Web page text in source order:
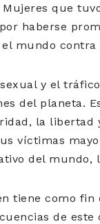
que
haberse
el mundo
y el
del planeta.
la libertad
víctimas
del mundo,
tiene como fin
de